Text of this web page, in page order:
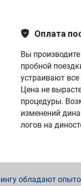
Оплата
Вы
пробной
устраивают все
Цена не
процедуры.
изменений
логов на
обладают